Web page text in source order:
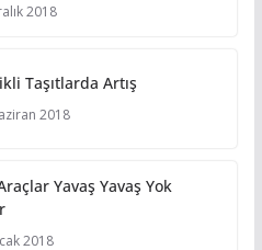
2018
Taşıtlarda Artış
2018
Yavaş Yavaş Yok
2018